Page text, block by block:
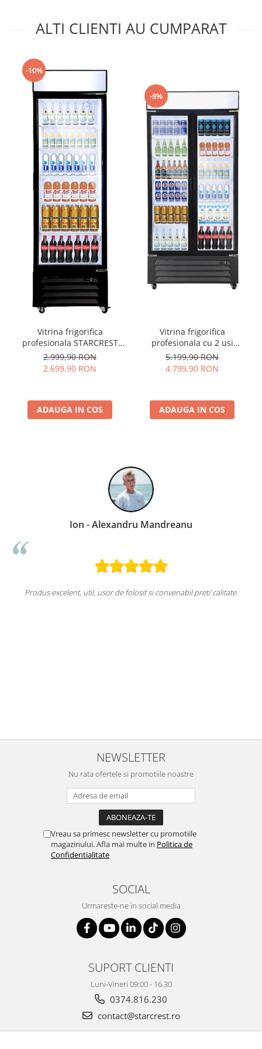
ALTI CLIENTI AU CUMPARAT
-10%
Vitrina frigorifica
profesionala STARCREST
SPS-360DC, 360 L, Caseta
luminoasa, Display
Temperatura, Panou
LED, Roti, H 195 cm
2.999,90 RON
2.699,90 RON
ADAUGA IN COS
-8%
Vitrina frigorifica
profesionala cu 2 usi
STARCREST SPS-2D590DC,
590 L, Caseta luminoasa,
Display Temperatura,
Iluminare LED, Roti, H 195
cm
5.199,90 RON
4.799,90 RON
ADAUGA IN COS
Ion - Alexandru Mandreanu
Produs excelent, util, usor de folosit si convenabil pret/ calitate.
NEWSLETTER
Nu rata ofertele si promotiile noastre
Vreau sa primesc newsletter cu promotiile
magazinului. Afla mai multe in Politica de
Confidentialitate
SOCIAL
Urmareste-ne in social media
SUPORT CLIENTI
Luni-Vineri 09:00 - 16.30
0374.816.230
contact@starcrest.ro